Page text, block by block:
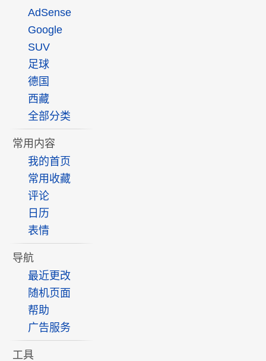
AdSense
Google
SUV
足球
德国
西藏
全部分类
常用内容
我的首页
常用收藏
评论
日历
表情
导航
最近更改
随机页面
帮助
广告服务
工具